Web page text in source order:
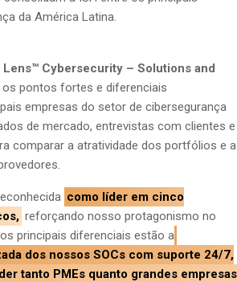
da América Latina.
Lens™ Cybersecurity – Solutions and
os pontos fortes e diferenciais
empresas do setor de cibersegurança
de mercado, entrevistas com clientes e
comparar a atratividade dos portfólios e a
como líder em cinco
reforçando nosso protagonismo no
principais diferenciais estão a
dos nossos SOCs com suporte 24/7,
tanto PMEs quanto grandes empresas